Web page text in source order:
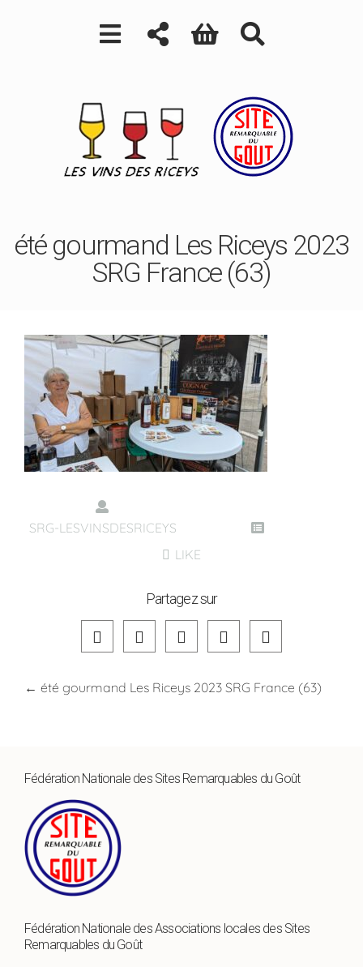
été gourmand Les Riceys 2023
SRG France (63)
SRG-LESVINSDESRICEYS
LIKE
Partagez sur
← été gourmand Les Riceys 2023 SRG France (63)
Fédération Nationale des Sites Remarquables du Goût
Fédération Nationale des Associations locales des Sites
Remarquables du Goût